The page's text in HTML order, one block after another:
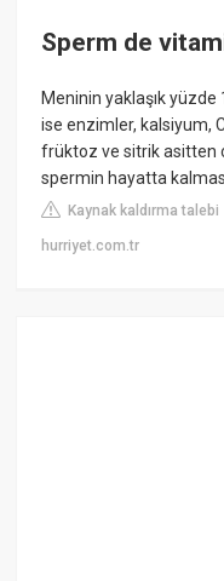
Sperm de
Meninin yaklaşık yüzde
ise enzimler, kalsiyum,
früktoz ve sitrik asitten
spermin hayatta
Kaynak kaldırma talebi
hurriyet.com.tr